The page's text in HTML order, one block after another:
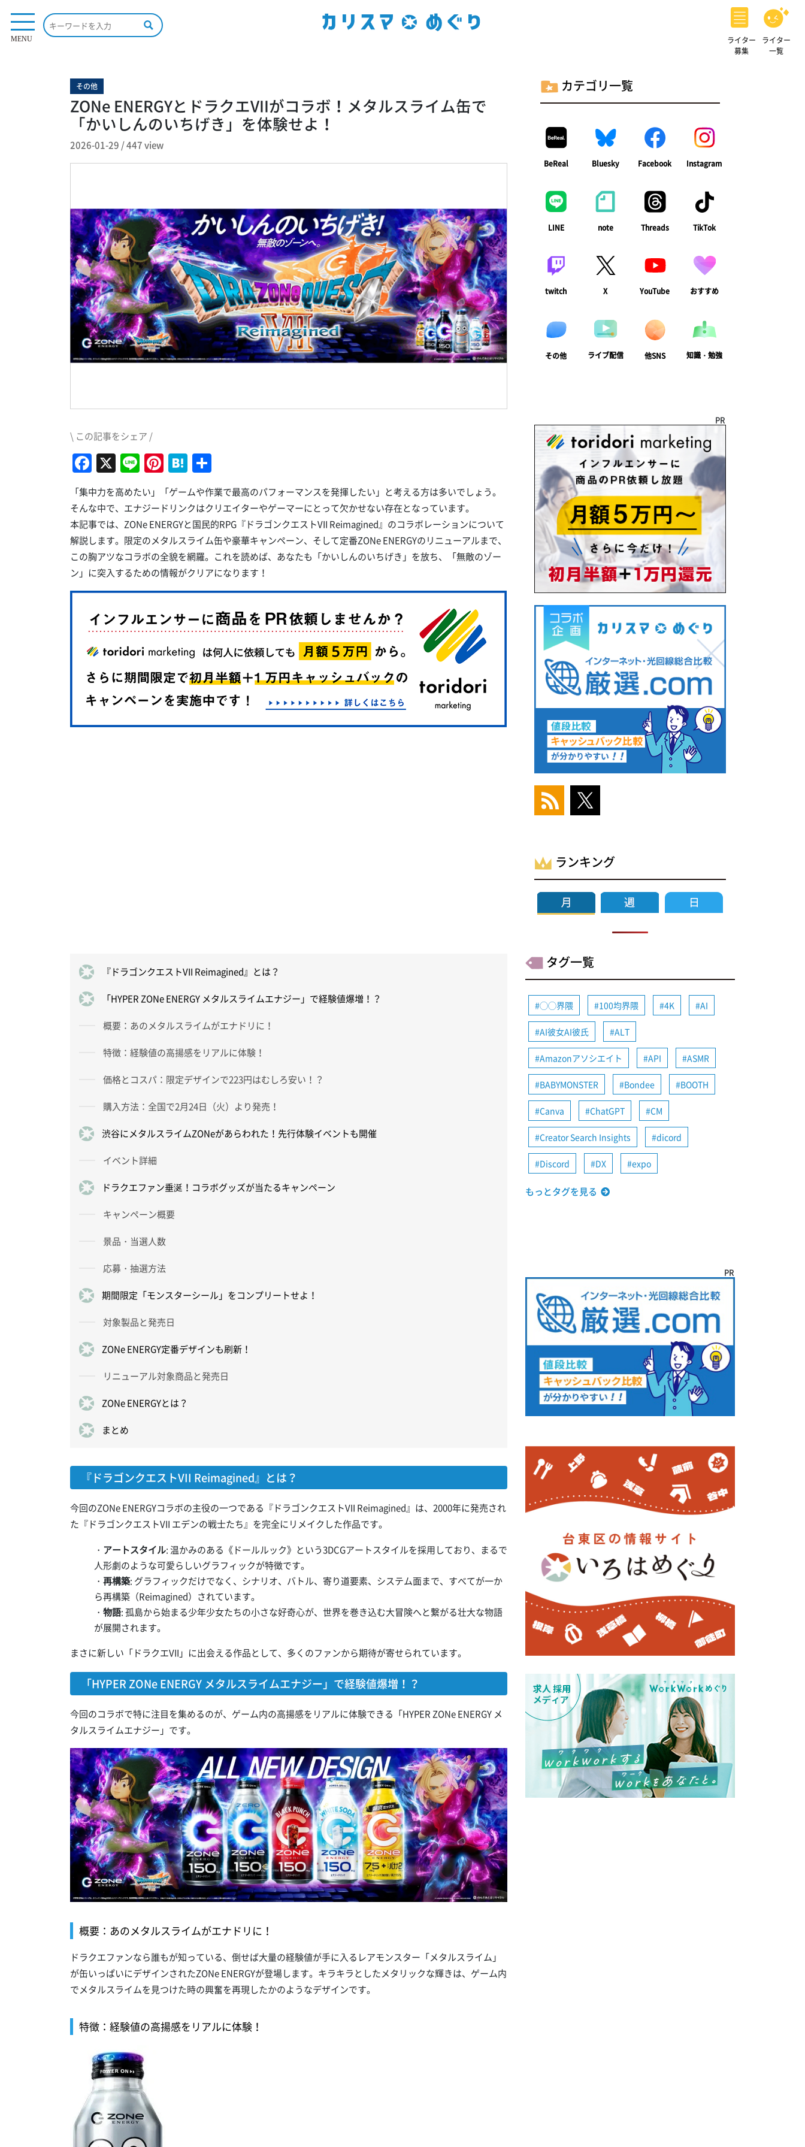
MENU
ライター
募集
ライター
一覧
その他
ZONe ENERGYとドラクエVIIがコラボ！メタルスライム缶で
「かいしんのいちげき」を体験せよ！
2026-01-29 /447 view
\ この記事をシェア /
Facebook
X LinePinterest
Hatena
有
「集中力を高めたい」「ゲームや作業で最高のパフォーマンスを発揮したい」と考える方は多いでしょう。
そんな中で、エナジードリンクはクリエイターやゲーマーにとって欠かせない存在となっています。
本記事では、ZONe ENERGYと国民的RPG『ドラゴンクエストVII Reimagined』のコラボレーションについて
解説します。限定のメタルスライム缶や豪華キャンペーン、そして定番ZONe ENERGYのリニューアルまで、
この胸アツなコラボの全貌を網羅。これを読めば、あなたも「かいしんのいちげき」を放ち、「無敵のゾー
ン」に突入するための情報がクリアになります！
『ドラゴンクエストVII Reimagined』とは？
「HYPER ZONe ENERGY メタルスライムエナジー」で経験値爆増！？
概要：あのメタルスライムがエナドリに！
特徴：経験値の高揚感をリアルに体験！
価格とコスパ：限定デザインで223円はむしろ安い！？
購入方法：全国で2月24日（火）より発売！
渋谷にメタルスライムZONeがあらわれた！先行体験イベントも開催
イベント詳細
ドラクエファン垂涎！コラボグッズが当たるキャンペーン
キャンペーン概要
景品・当選人数
応募・抽選方法
期間限定「モンスターシール」をコンプリートせよ！
対象製品と発売日
ZONe ENERGY定番デザインも刷新！
リニューアル対象商品と発売日
ZONe ENERGYとは？
まとめ
『ドラゴンクエストVII Reimagined』とは？
今回のZONe ENERGYコラボの主役の一つである『ドラゴンクエストVII Reimagined』は、2000年に発売され
た『ドラゴンクエストVII エデンの戦士たち』を完全にリメイクした作品です。
・ アートスタイル: 温かみのある《ドールルック》という3DCGアートスタイルを採用しており、まるで
人形劇のような可愛らしいグラフィックが特徴です。
・ 再構築: グラフィックだけでなく、シナリオ、バトル、寄り道要素、システム面まで、すべてが一か
ら再構築（Reimagined）されています。
・ 物語: 孤島から始まる少年少女たちの小さな好奇心が、世界を巻き込む大冒険へと繋がる壮大な物語
が展開されます。
まさに新しい「ドラクエVII」に出会える作品として、多くのファンから期待が寄せられています。
「HYPER ZONe ENERGY メタルスライムエナジー」で経験値爆増！？
今回のコラボで特に注目を集めるのが、ゲーム内の高揚感をリアルに体験できる「HYPER ZONe ENERGY メ
タルスライムエナジー」です。
概要：あのメタルスライムがエナドリに！
ドラクエファンなら誰もが知っている、倒せば大量の経験値が手に入るレアモンスター「メタルスライム」
が缶いっぱいにデザインされたZONe ENERGYが登場します。キラキラとしたメタリックな輝きは、ゲーム内
でメタルスライムを見つけた時の興奮を再現したかのようなデザインです。
特徴：経験値の高揚感をリアルに体験！
カテゴリ一覧
BeReal Bluesky Facebook Instagram
LINE note Threads TikTok
twitch X YouTube おすすめ
その他 ライブ配信 他SNS 知識・勉強
PR
ランキング
タグ一覧
◯◯界隈 100均界隈 4K AI
AI彼女AI彼氏 ALT
Amazonアソシエイト API ASMR
BABYMONSTER Bondee BOOTH
Canva ChatGPT CM
Creator Search Insights dicord
Discord DX expo
もっとタグを見る
PR